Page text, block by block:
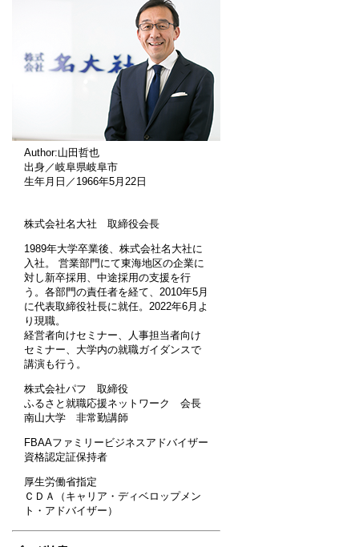
Author:山田哲也
出身／岐阜県岐阜市
生年月日／1966年5月22日
株式会社名大社 取締役会長
1989年大学卒業後、株式会社名大社に
入社。 営業部門にて東海地区の企業に
対し新卒採用、中途採用の支援を行
う。各部門の責任者を経て、2010年5月
に代表取締役社長に就任。2022年6月よ
り現職。
経営者向けセミナー、人事担当者向け
セミナー、大学内の就職ガイダンスで
講演も行う。
株式会社パフ 取締役
ふるさと就職応援ネットワーク 会長
南山大学 非常勤講師
FBAAファミリービジネスアドバイザー
資格認定証保持者
厚生労働省指定
ＣＤＡ（キャリア・ディベロップメン
ト・アドバイザー）